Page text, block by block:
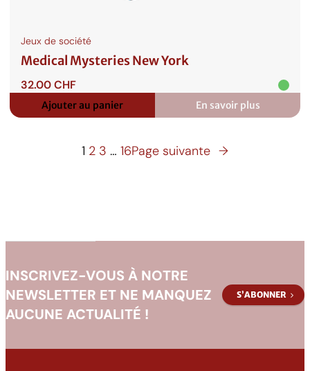
Jeux de société
Medical Mysteries New York
32.00CHF
Ajouter au panier En savoir plus
:
Medical
1 2 3 … 16Page suivante →
INSCRIVEZ-VOUS À NOTRE
NEWSLETTER ET NE MANQUEZ
AUCUNE ACTUALITÉ !
S’ABONNER